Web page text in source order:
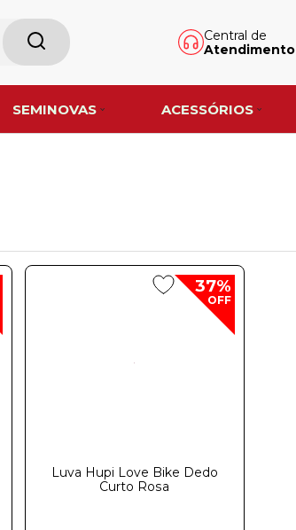
Central de
Atendimento
SEMINOVAS ACESSÓRIOS
37%
OFF
Luva Hupi Love Bike Dedo
Curto Rosa